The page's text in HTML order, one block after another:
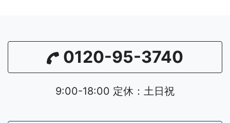
0120-95-3740
9:00-18:00 定休：土日祝